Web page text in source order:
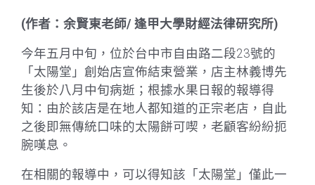
(作者：余賢東老師/ 逢甲大學財經法律研究所)
今年五月中旬，位於台中市自由路二段23號的
「太陽堂」創始店宣佈結束營業，店主林義博先
生後於八月中旬病逝；根據水果日報的報導得
知：由於該店是在地人都知道的正宗老店，自此
之後即無傳統口味的太陽餅可喫，老顧客紛紛扼
腕嘆息。
在相關的報導中，可以得知該「太陽堂」僅此一